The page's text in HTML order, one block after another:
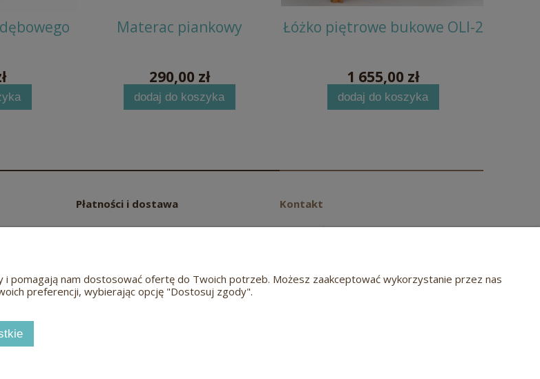
Materac piankowy
290,00 zł
dodaj do koszyka
Łóżko piętrowe bukowe OLI-2
1 655,00 zł
dodaj do koszyka
Płatności i dostawa
Czas i koszty dostawy
Kontakt
Przemysłowa 42
biuro@meblehugon.pl
i pomagają nam dostosować ofertę do Twoich potrzeb. Możesz zaakceptować wykorzystanie przez nas
preferencji, wybierając opcję "Dostosuj zgody".